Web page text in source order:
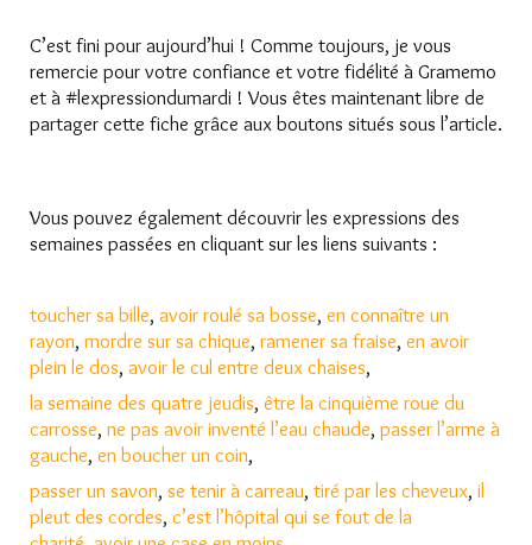
C’est fini pour aujourd’hui ! Comme toujours, je vous
remercie pour votre confiance et votre fidélité à Gramemo
et à #lexpressiondumardi ! Vous êtes maintenant libre de
partager cette fiche grâce aux boutons situés sous l’article.
Vous pouvez également découvrir les expressions des
semaines passées en cliquant sur les liens suivants :
toucher sa bille, avoir roulé sa bosse, en connaître un
rayon, mordre sur sa chique, ramener sa fraise, en avoir
plein le dos, avoir le cul entre deux chaises,
la semaine des quatre jeudis, être la cinquième roue du
carrosse, ne pas avoir inventé l’eau chaude, passer l’arme à
gauche, en boucher un coin,
passer un savon, se tenir à carreau, tiré par les cheveux, il
pleut des cordes, c’est l’hôpital qui se fout de la